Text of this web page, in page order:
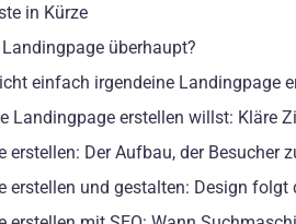
in Kürze
überhaupt?
einfach irgendeine Landingpage
Landingpage erstellen willst: Kläre
erstellen: Der Aufbau, der Besucher
erstellen und gestalten: Design folgt